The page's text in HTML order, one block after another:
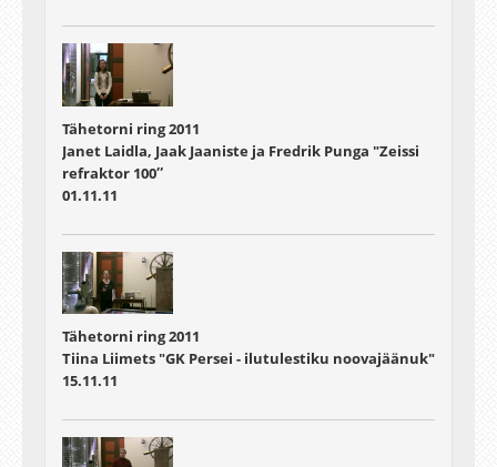
Tähetorni ring 2011
Janet Laidla, Jaak Jaaniste ja Fredrik Punga "Zeissi
refraktor 100″
01.11.11
Tähetorni ring 2011
Tiina Liimets "GK Persei - ilutulestiku noovajäänuk"
15.11.11